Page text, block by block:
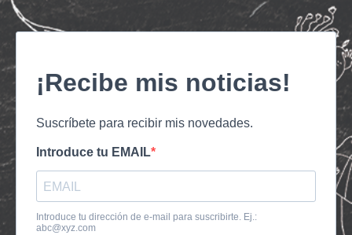
¡Recibe mis noticias!
Suscríbete para recibir mis novedades.
Introduce tu EMAIL
Introduce tu dirección de e-mail para suscribirte. Ej.:
abc@xyz.com